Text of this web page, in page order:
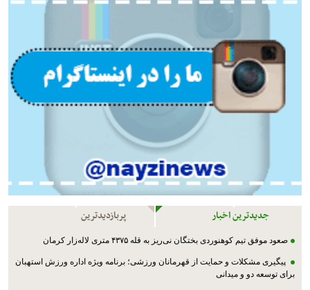
جدیدترین اخبار پربازدیدترین
صعود موفق تیم کوهنوردی بختگان نی‌ریز به قله ۴۳۷۵ متری لاله‌زار کرمان
پیگیری مشکلات و حمایت از قهرمانان ورزشی؛ برنامه ویژه اداره ورزش استهبان
برای توسعه دو و میدانی